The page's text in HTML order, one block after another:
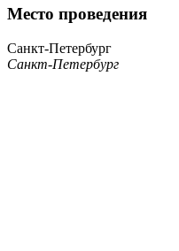
Место проведения
Санкт-Петербург
Санкт-Петербург